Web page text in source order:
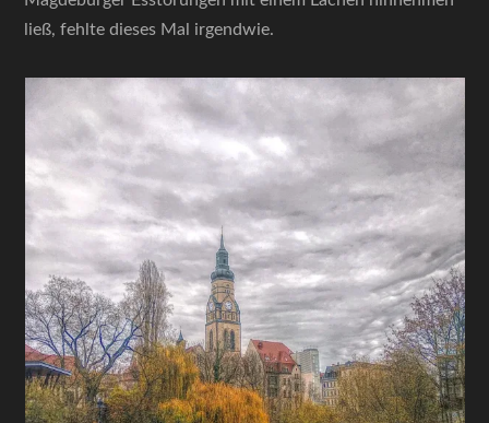
ließ, fehlte dieses Mal irgendwie.